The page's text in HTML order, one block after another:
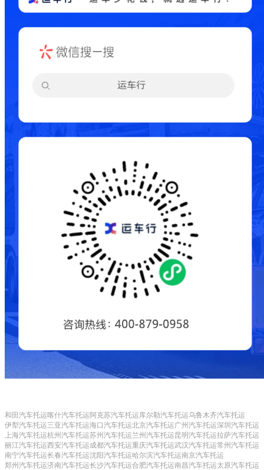
和田汽车托运喀什汽车托运阿克苏汽车托运库尔勒汽车托运乌鲁木齐汽车托运
伊犁汽车托运三亚汽车托运海口汽车托运北京汽车托运广州汽车托运深圳汽车托运
上海汽车托运杭州汽车托运苏州汽车托运兰州汽车托运昆明汽车托运拉萨汽车托运
丽江汽车托运西安汽车托运成都汽车托运重庆汽车托运武汉汽车托运常州汽车托运
南宁汽车托运长春汽车托运沈阳汽车托运哈尔滨汽车托运南京汽车托运
郑州汽车托运济南汽车托运长沙汽车托运合肥汽车托运南昌汽车托运太原汽车托运